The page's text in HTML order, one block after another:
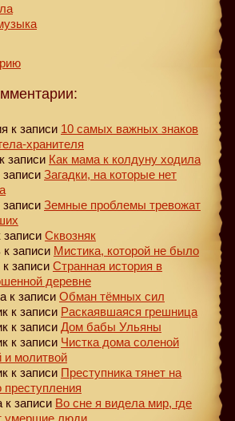
к записи 10 самых важных знаков
хранителя
к записи Как мама к колдуну ходила
записи Загадки, на которые нет
записи Земные проблемы тревожат
записи Сквозняк
к записи Мистика, которой не было
к записи Странная история в
деревне
к записи Обман тёмных сил
к записи Раскаявшаяся грешница
к записи Дом бабы Ульяны
к записи Чистка дома соленой
и молитвой
к записи Преступника тянет на
преступления
к записи Во сне я видела мир, где
умершие люди